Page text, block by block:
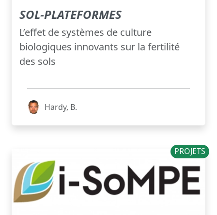
SOL-PLATEFORMES
L’effet de systèmes de culture
biologiques innovants sur la fertilité
des sols
Hardy, B.
PROJETS